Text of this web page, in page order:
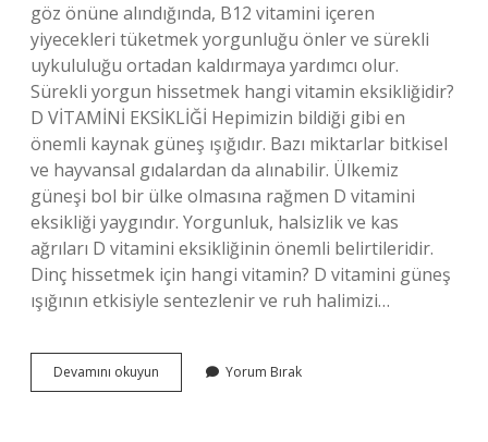
göz önüne alındığında, B12 vitamini içeren
yiyecekleri tüketmek yorgunluğu önler ve sürekli
uykululuğu ortadan kaldırmaya yardımcı olur.
Sürekli yorgun hissetmek hangi vitamin eksikliğidir?
D VİTAMİNİ EKSİKLİĞİ Hepimizin bildiği gibi en
önemli kaynak güneş ışığıdır. Bazı miktarlar bitkisel
ve hayvansal gıdalardan da alınabilir. Ülkemiz
güneşi bol bir ülke olmasına rağmen D vitamini
eksikliği yaygındır. Yorgunluk, halsizlik ve kas
ağrıları D vitamini eksikliğinin önemli belirtileridir.
Dinç hissetmek için hangi vitamin? D vitamini güneş
ışığının etkisiyle sentezlenir ve ruh halimizi…
Devamını okuyun
Yorgun
Yorum Bırak